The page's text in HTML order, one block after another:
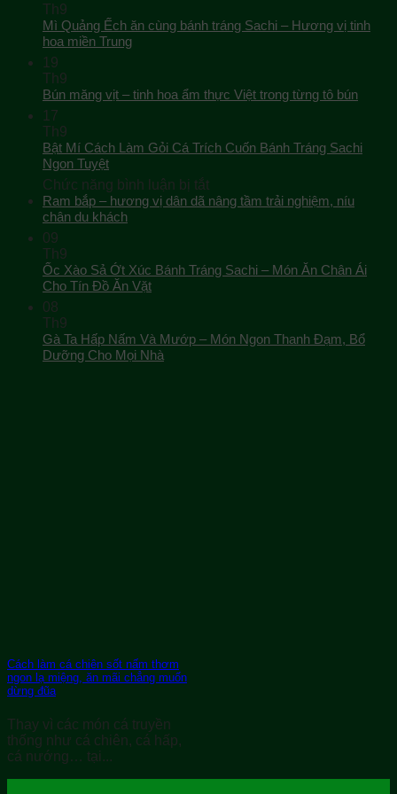
Th9
Mì Quảng Ếch ăn cùng bánh tráng Sachi – Hương vị tinh
hoa miền Trung
19
Th9
Bún măng vịt – tinh hoa ẩm thực Việt trong từng tô bún
17
Th9
Bật Mí Cách Làm Gỏi Cá Trích Cuốn Bánh Tráng Sachi
Ngon Tuyệt
Chức năng bình luận bị tắtở
Bật
Gỏi
Cá
Tráng
Ram bắp – hương vị dân dã nâng tầm trải nghiệm, níu
chân du khách
09
Th9
Ốc Xào Sả Ớt Xúc Bánh Tráng Sachi – Món Ăn Chân Ái
Cho Tín Đồ Ăn Vặt
08
Th9
Gà Ta Hấp Nấm Và Mướp – Món Ngon Thanh Đạm, Bổ
Dưỡng Cho Mọi Nhà
Cách làm cá chiên sốt nấm thơm
ngon lạ miệng, ăn mãi chẳng muốn
dừng đũa
Thay vì các món cá truyền
thống như cá chiên, cá hấp,
cá nướng… tại...